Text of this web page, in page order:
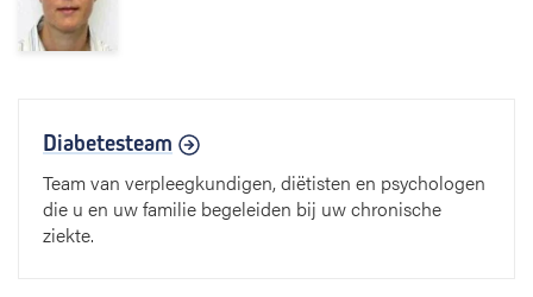
Diabetesteam
Team van verpleegkundigen, diëtisten en psychologen
die u en uw familie begeleiden bij uw chronische
ziekte.